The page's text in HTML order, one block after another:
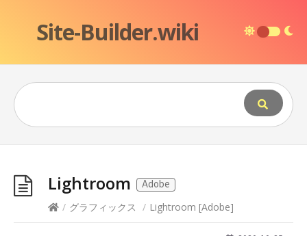
Site-Builder.wiki
Lightroom
Adobe
/ グラフィックス / Lightroom [Adobe]